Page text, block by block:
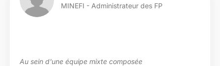
DGFIP - Administrateur
La maîtrise des sujets, la grande